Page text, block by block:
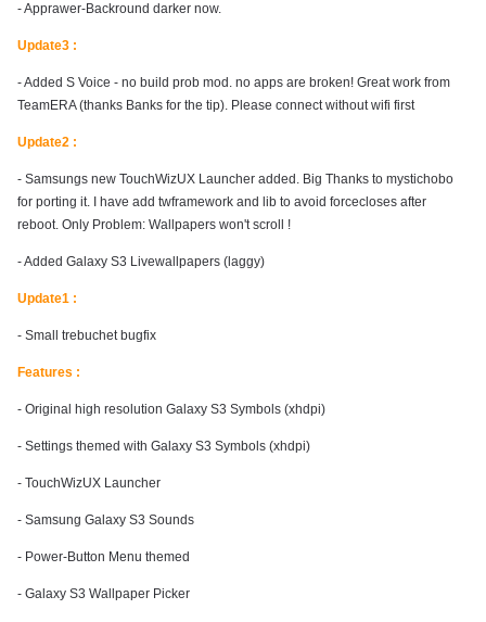
- Apprawer-Backround darker now.
Update3 :
- Added S Voice - no build prob mod. no apps are broken! Great work from
TeamERA (thanks Banks for the tip). Please connect without wifi first
Update2 :
- Samsungs new TouchWizUX Launcher added. Big Thanks to mystichobo
for porting it. I have add twframework and lib to avoid forcecloses after
reboot. Only Problem: Wallpapers won't scroll !
- Added Galaxy S3 Livewallpapers (laggy)
Update1 :
- Small trebuchet bugfix
Features :
- Original high resolution Galaxy S3 Symbols (xhdpi)
- Settings themed with Galaxy S3 Symbols (xhdpi)
- TouchWizUX Launcher
- Samsung Galaxy S3 Sounds
- Power-Button Menu themed
- Galaxy S3 Wallpaper Picker